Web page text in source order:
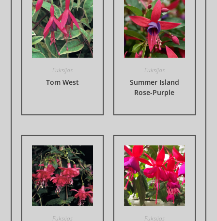
Fuksijas
Tom West
Fuksijas
Summer Island
Rose-Purple
Fuksijas Fuksijas